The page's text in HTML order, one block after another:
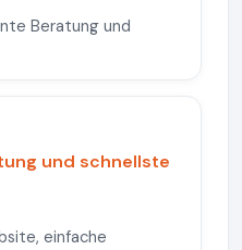
Beratung und
und schnellste
einfache